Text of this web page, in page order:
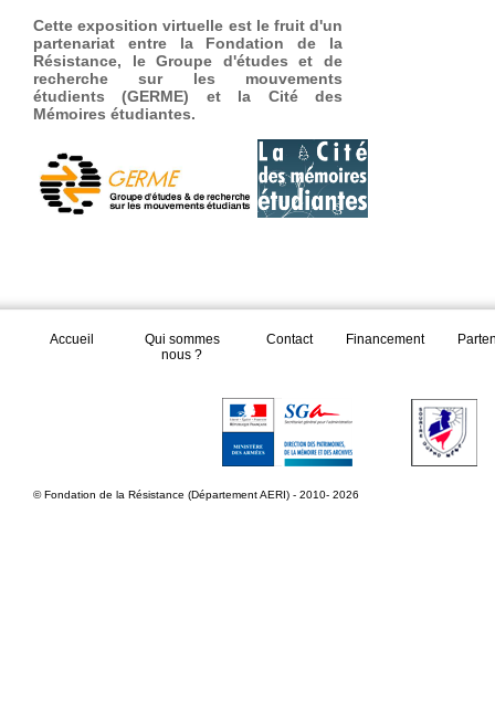
Cette exposition virtuelle est le fruit d'un
partenariat entre la Fondation de la
Résistance, leGroupe d'études et de
recherche sur les mouvements
étudients (GERME) et la Cité des
Mémoires étudiantes.
Accueil
Qui sommes
nous ?
Contact Financement
© Fondation de la Résistance (Département AERI) - 2010- 2026